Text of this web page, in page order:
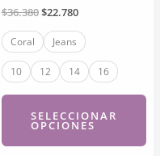
$36.380El
original
era:
$36.380.
$22.780El
actual
es:
$22.780.
Coral Jeans
10 12 14 16
SELECCIONAR
OPCIONES